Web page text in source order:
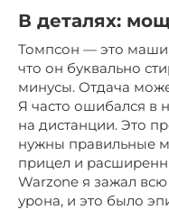
В деталях:
Томпсон — это
что он буквально
минусы. Отдача
Я часто ошибался в
на дистанции. Это
нужны правильные
прицел и
Warzone я зажал
урона, и это было